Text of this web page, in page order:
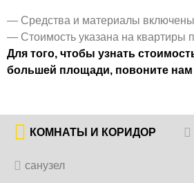
— Средства и материалы включены
— Стоимость указана на квартиры
Для того, чтобы узнать
большей площади, повоните нам
КОМНАТЫ И КОРИДОР
санузел